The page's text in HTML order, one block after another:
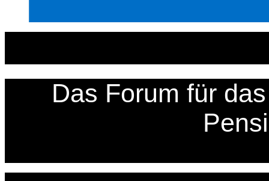
Das Forum für